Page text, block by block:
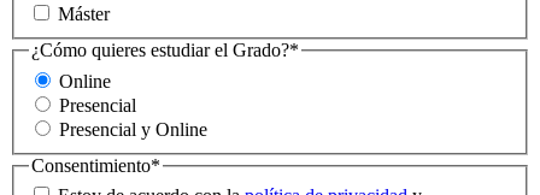
Máster
¿Cómo quieres estudiar el Grado?*
Online
Presencial
Presencial y Online
Consentimiento*